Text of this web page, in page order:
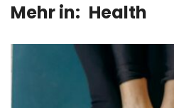
Mehr in: Health